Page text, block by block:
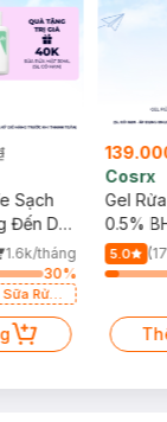
Sạch
Đến Da
1.6k/tháng
30%
Rửa
hạn)
Cosrx
Gel
0.5%
150ml
5.0